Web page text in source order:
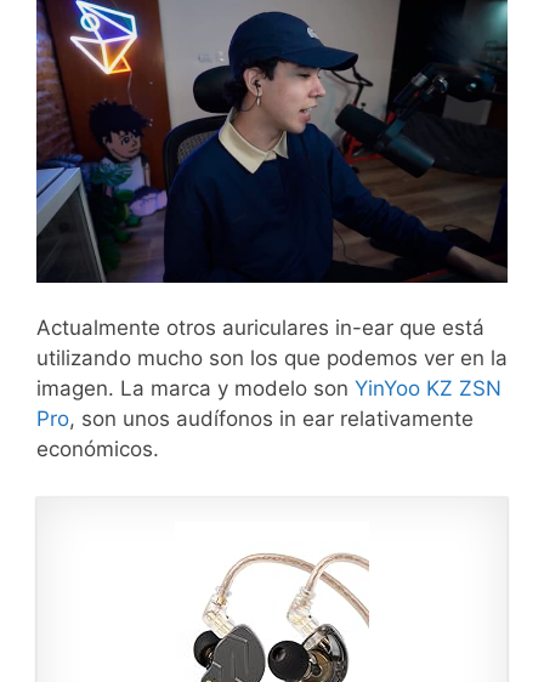
Actualmente otros auriculares in-ear que está
utilizando mucho son los que podemos ver en la
imagen. La marca y modelo son YinYoo KZ ZSN
Pro, son unos audífonos in ear relativamente
económicos.